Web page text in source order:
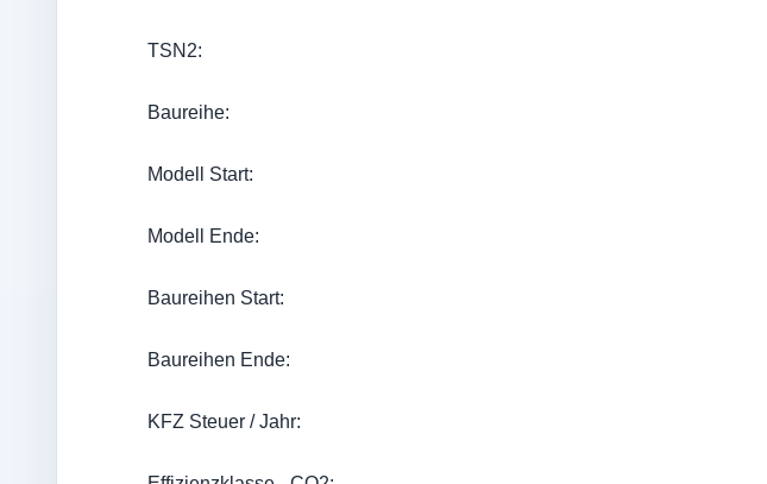
TSN2:
Baureihe:
Modell Start:
Modell Ende:
Baureihen Start:
Baureihen Ende:
KFZ Steuer / Jahr: